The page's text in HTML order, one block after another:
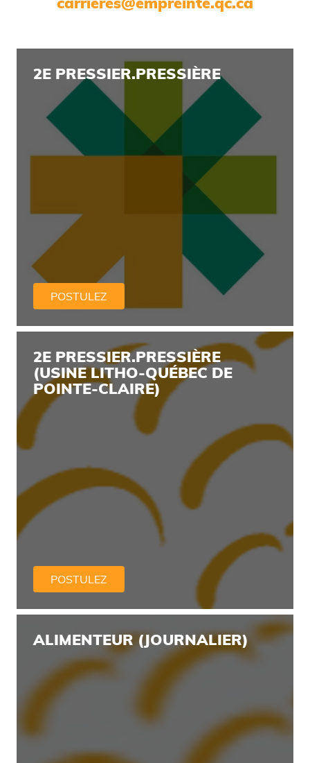
2E PRESSIER.PRESSIÈRE
POSTULEZ
2E PRESSIER.PRESSIÈRE
(USINE LITHO-QUÉBEC DE
POINTE-CLAIRE)
POSTULEZ
ALIMENTEUR (JOURNALIER)